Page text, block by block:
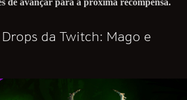
de avançar para a próxima recompensa.
da Twitch: Mago e